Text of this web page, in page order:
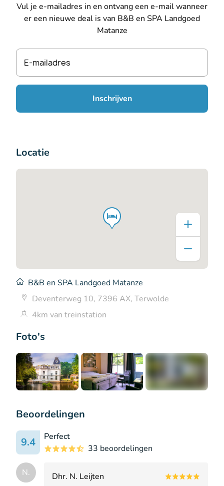
Vul je e-mailadres in en ontvang een e-mail wanneer
er een nieuwe deal is van B&B en SPA Landgoed
Matanze
E-mailadres
Inschrijven
Foto's
Beoordelingen
9.4
Perfect
33 beoordelingen
N.
Dhr. N. Leijten
Locatie
B&B en SPA Landgoed Matanze
Deventerweg 10, 7396 AX, Terwolde
4km van treinstation